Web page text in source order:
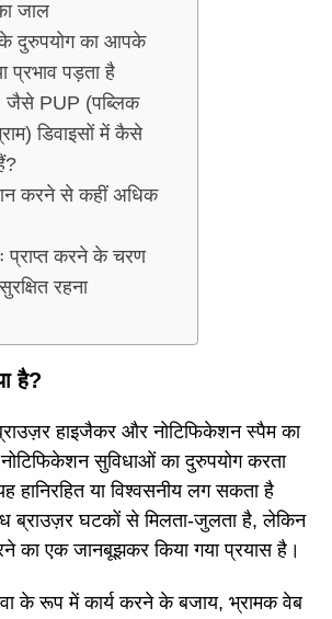
जाल
दुरुपयोग का आपके
प्रभाव पड़ता है
जैसे PUP (पब्लिक
डिवाइसों में कैसे
करने से कहीं अधिक
प्राप्त करने के चरण
रहना
है?
हाइजैकर और नोटिफिकेशन स्पैम का
सुविधाओं का दुरुपयोग करता
हानिरहित या विश्वसनीय लग सकता है
ब्राउज़र घटकों से मिलता-जुलता है, लेकिन
का एक जानबूझकर किया गया प्रयास है।
के रूप में कार्य करने के बजाय, भ्रामक वेब